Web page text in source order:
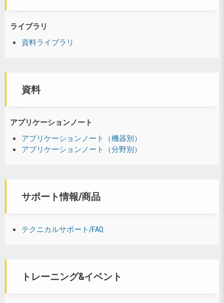
ライブラリ
資料ライブラリ
資料
アプリケーションノート
アプリケーションノート（機器別）
アプリケーションノート（分野別）
サポート情報/商品
テクニカルサポート/FAQ
トレーニング&イベント